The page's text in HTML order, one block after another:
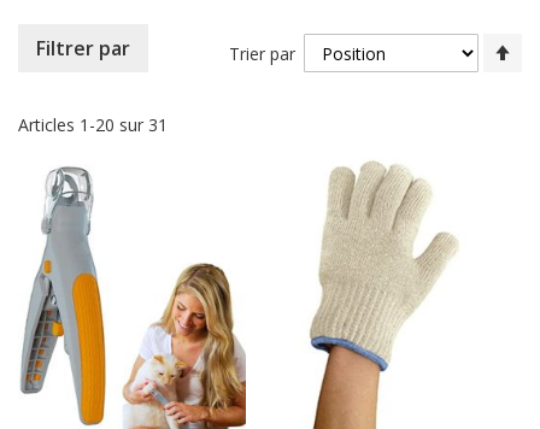
Articles 1 -20 sur 31
Trier par
Filtrer par